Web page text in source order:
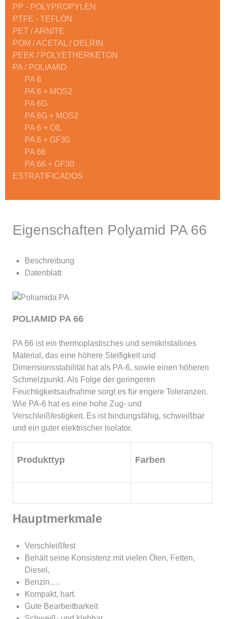
PP - POLYPROPYLEN
PTFE - TEFLÓN
PET / ARNITE
POM / ACETAL / DELRIN
PEEK / POLYETHERKETON
PA / POLIAMID
PA 6
PA 6 + MOS2
PA 6G
PA 6G + MOS2
PA 6 + OIL
PA 6 + GF30
PA 66
PA 66 + GF30
ESTRATIFICADOS
Eigenschaften Polyamid PA 66
Beschreibung
Datenblatt
POLIAMID PA 66
PA 66 ist ein thermoplastisches und semikristallines
Material, das eine höhere Steifigkeit und
Dimensionsstabilität hat als PA-6, sowie einen höheren
Schmelzpunkt. Als Folge der geringeren
Feuchtigkeitsaufnahme sorgt es für engere Toleranzen.
Wie PA-6 hat es eine hohe Zug- und
Verschleißfestigkeit. Es ist bindungsfähig, schweißbar
und ein guter elektrischer Isolator.
Produkttyp Farben
Hauptmerkmale
Verschleißfest
Behält seine Konsistenz mit vielen Ölen, Fetten,
Diesel,
Benzin….
Kompakt, hart.
Gute Bearbeitbarkeit